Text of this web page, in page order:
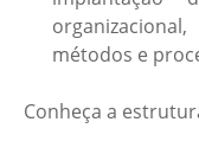
métodos e
Conheça a